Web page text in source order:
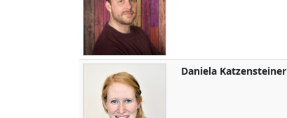
Daniela Katzensteiner